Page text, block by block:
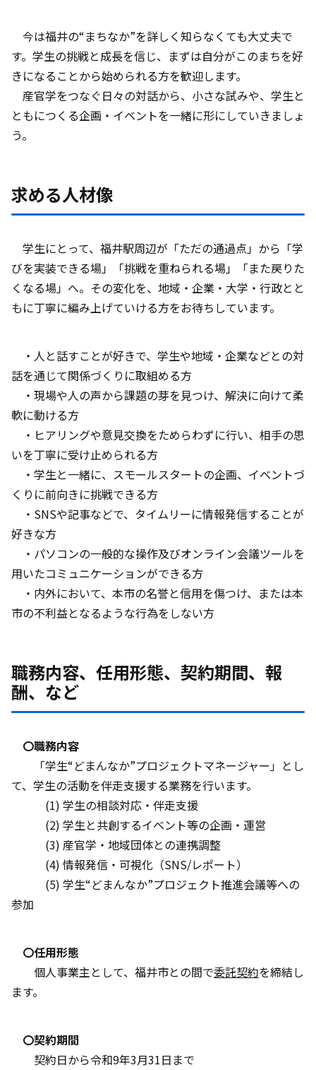
今は福井の“まちなか”を詳しく知らなくても大丈夫で
す。学生の挑戦と成長を信じ、まずは自分がこのまちを好
きになることから始められる方を歓迎します。
産官学をつなぐ日々の対話から、小さな試みや、学生と
ともにつくる企画・イベントを一緒に形にしていきましょ
う。
求める人材像
学生にとって、福井駅周辺が「ただの通過点」から「学
びを実装できる場」「挑戦を重ねられる場」「また戻りた
くなる場」へ。その変化を、地域・企業・大学・行政とと
もに丁寧に編み上げていける方をお待ちしています。
・人と話すことが好きで、学生や地域・企業などとの対
話を通じて関係づくりに取組める方
・現場や人の声から課題の芽を見つけ、解決に向けて柔
軟に動ける方
・ヒアリングや意見交換をためらわずに行い、相手の思
いを丁寧に受け止められる方
・学生と一緒に、スモールスタートの企画、イベントづ
くりに前向きに挑戦できる方
・SNSや記事などで、タイムリーに情報発信することが
好きな方
・パソコンの一般的な操作及びオンライン会議ツールを
用いたコミュニケーションができる方
・内外において、本市の名誉と信用を傷つけ、または本
市の不利益となるような行為をしない方
職務内容、任用形態、契約期間、報
酬、など
〇職務内容
「学生“どまんなか”プロジェクトマネージャー」とし
て、学生の活動を伴走支援する業務を行います。
(1) 学生の相談対応・伴走支援
(2) 学生と共創するイベント等の企画・運営
(3) 産官学・地域団体との連携調整
(4) 情報発信・可視化（SNS/レポート）
(5) 学生“どまんなか”プロジェクト推進会議等への
参加
〇任用形態
個人事業主として、福井市との間で委託契約を締結し
ます。
〇契約期間
契約日から令和9年3月31日まで